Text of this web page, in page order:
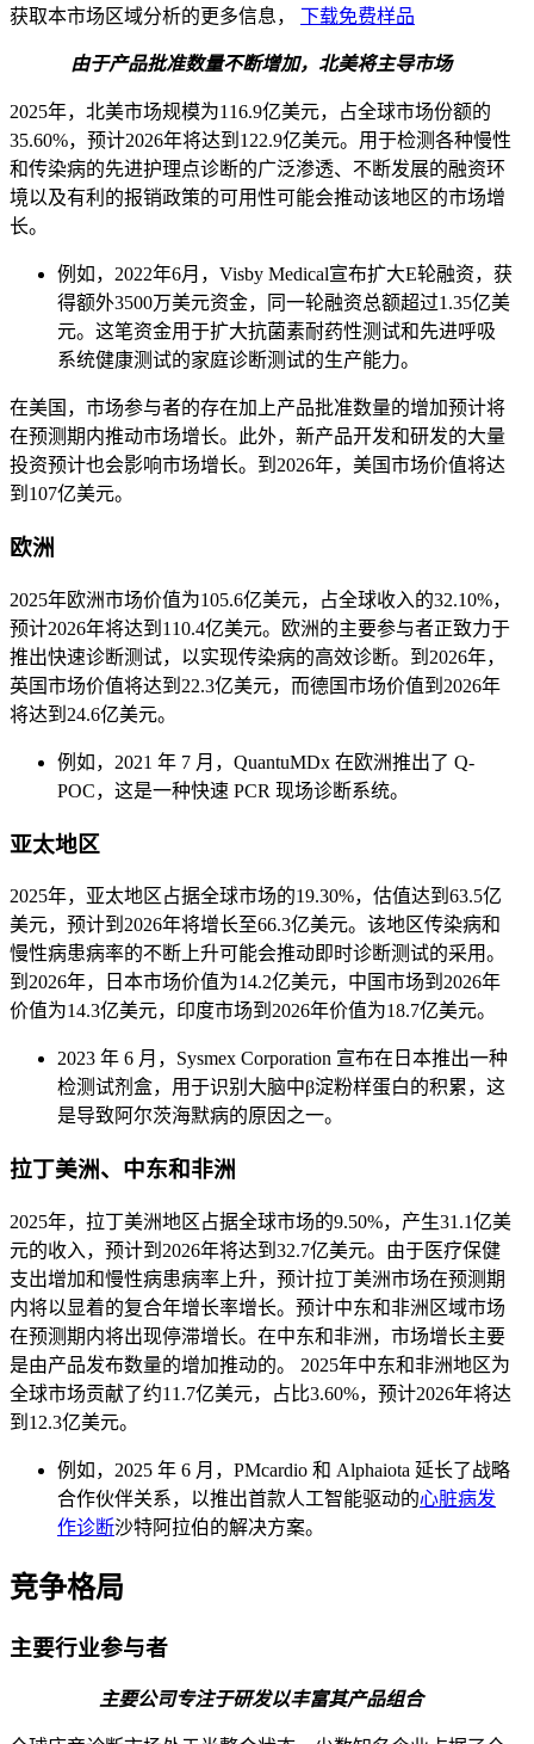
获取本市场区域分析的更多信息， 下载免费样品
由于产品批准数量不断增加，北美将主导市场
2025年，北美市场规模为116.9亿美元，占全球市场份额的
35.60%，预计2026年将达到122.9亿美元。用于检测各种慢性
和传染病的先进护理点诊断的广泛渗透、不断发展的融资环
境以及有利的报销政策的可用性可能会推动该地区的市场增
长。
例如，2022年6月，Visby Medical宣布扩大E轮融资，获
得额外3500万美元资金，同一轮融资总额超过1.35亿美
元。这笔资金用于扩大抗菌素耐药性测试和先进呼吸
系统健康测试的家庭诊断测试的生产能力。
在美国，市场参与者的存在加上产品批准数量的增加预计将
在预测期内推动市场增长。此外，新产品开发和研发的大量
投资预计也会影响市场增长。到2026年，美国市场价值将达
到107亿美元。
欧洲
2025年欧洲市场价值为105.6亿美元，占全球收入的32.10%，
预计2026年将达到110.4亿美元。欧洲的主要参与者正致力于
推出快速诊断测试，以实现传染病的高效诊断。到2026年，
英国市场价值将达到22.3亿美元，而德国市场价值到2026年
将达到24.6亿美元。
例如，2021 年 7 月，QuantuMDx 在欧洲推出了 Q-
POC，这是一种快速 PCR 现场诊断系统。
亚太地区
2025年，亚太地区占据全球市场的19.30%，估值达到63.5亿
美元，预计到2026年将增长至66.3亿美元。该地区传染病和
慢性病患病率的不断上升可能会推动即时诊断测试的采用。
到2026年，日本市场价值为14.2亿美元，中国市场到2026年
价值为14.3亿美元，印度市场到2026年价值为18.7亿美元。
2023 年 6 月，Sysmex Corporation 宣布在日本推出一种
检测试剂盒，用于识别大脑中β淀粉样蛋白的积累，这
是导致阿尔茨海默病的原因之一。
拉丁美洲、中东和非洲
2025年，拉丁美洲地区占据全球市场的9.50%，产生31.1亿美
元的收入，预计到2026年将达到32.7亿美元。由于医疗保健
支出增加和慢性病患病率上升，预计拉丁美洲市场在预测期
内将以显着的复合年增长率增长。预计中东和非洲区域市场
在预测期内将出现停滞增长。在中东和非洲，市场增长主要
是由产品发布数量的增加推动的。 2025年中东和非洲地区为
全球市场贡献了约11.7亿美元，占比3.60%，预计2026年将达
到12.3亿美元。
例如，2025 年 6 月，PMcardio 和 Alphaiota 延长了战略
合作伙伴关系，以推出首款人工智能驱动的心脏病发
作诊断沙特阿拉伯的解决方案。
竞争格局
主要行业参与者
主要公司专注于研发以丰富其产品组合